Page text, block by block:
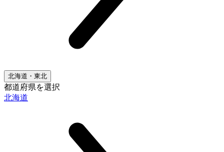
北海道・東北
都道府県を選択
北海道